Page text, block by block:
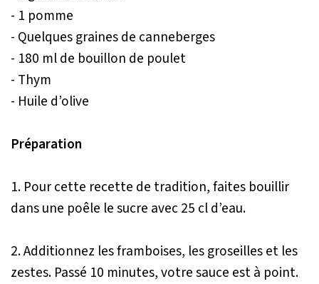
- 1 pomme
- Quelques graines de canneberges
- 180 ml de bouillon de poulet
- Thym
- Huile d’olive
Préparation
1. Pour cette recette de tradition, faites bouillir
dans une poêle le sucre avec 25 cl d’eau.
2. Additionnez les framboises, les groseilles et les
zestes. Passé 10 minutes, votre sauce est à point.